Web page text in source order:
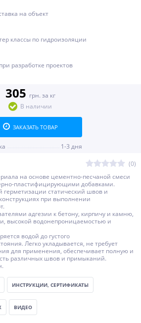
(0)
на основе цементно-песчаной смеси
пластифицирующими добавками.
герметизации статический швов и
при выполнении
адгезии к бетону, кирпичу и камню,
высокой водонепроницаемостью и
водой до густого
Легко укладывается, не требует
для применения, обеспечивает полную и
различных швов и примыканий.
305 грн. за кг
В наличии
ЗАКАЗАТЬ ТОВАР
1-3 дня
на объект
классы по гидроизоляции
разработке проектов
ИНСТРУКЦИИ, СЕРТИФИКАТЫ
ВИДЕО